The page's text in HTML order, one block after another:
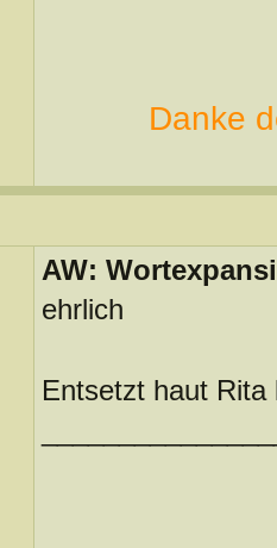
Danke
AW:
ehrlich
Entsetzt haut Rita